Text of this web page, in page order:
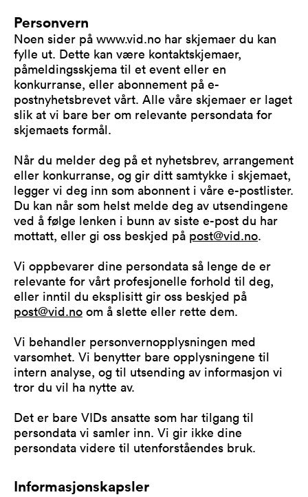
Personvern
Noen sider på www.vid.no har skjemaer du kan
fylle ut. Dette kan være kontaktskjemaer,
påmeldingsskjema til et event eller en
konkurranse, eller abonnement på e-
postnyhetsbrevet vårt. Alle våre skjemaer er laget
slik at vi bare ber om relevante persondata for
skjemaets formål.
Når du melder deg på et nyhetsbrev, arrangement
eller konkurranse, og gir ditt samtykke i skjemaet,
legger vi deg inn som abonnent i våre e-postlister.
Du kan når som helst melde deg av utsendingene
ved å følge lenken i bunn av siste e-post du har
mottatt, eller gi oss beskjed på post@vid.no.
Vi oppbevarer dine persondata så lenge de er
relevante for vårt profesjonelle forhold til deg,
eller inntil du eksplisitt gir oss beskjed på
post@vid.no om å slette eller rette dem.
Vi behandler personvernopplysningen med
varsomhet. Vi benytter bare opplysningene til
intern analyse, og til utsending av informasjon vi
tror du vil ha nytte av.
Det er bare VIDs ansatte som har tilgang til
persondata vi samler inn. Vi gir ikke dine
persondata videre til utenforståendes bruk.
Informasjonskapsler